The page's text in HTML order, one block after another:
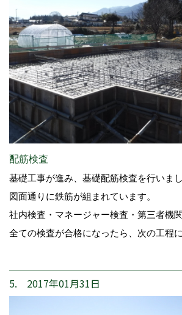
配筋検査
基礎工事が進み、基礎配筋検査を行いまし
図面通りに鉄筋が組まれています。
社内検査・マネージャー検査・第三者機関
全ての検査が合格になったら、次の工程に
5. 2017年01月31日